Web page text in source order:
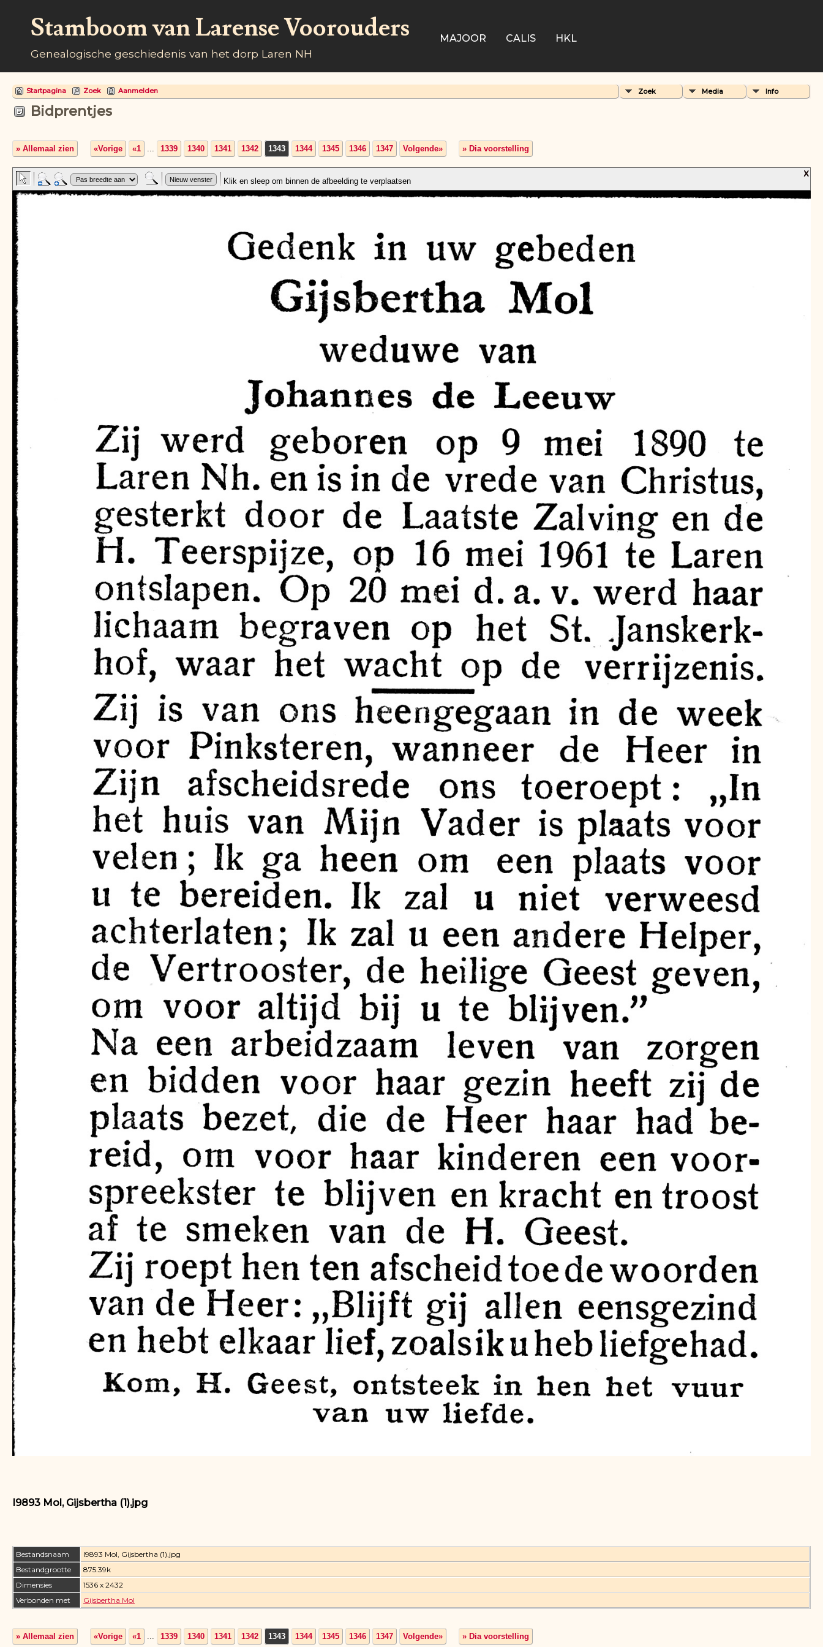
Stamboom van Larense Voorouders
Genealogische geschiedenis van het dorp Laren NH
MAJOOR CALIS HKL
Startpagina Zoek Aanmelden Zoek Media Info
Bidprentjes
» Allemaal zien «Vorige «1 ... 1339 1340 1341 1342 1343 1344 1345 1346 1347 Volgende» » Dia voorstelling
I9893 Mol, Gijsbertha (1).jpg
Bestandsnaam
I9893 Mol, Gijsbertha (1).jpg
Bestandgrootte
875.39k
Dimensies
1536 x 2432
Verbonden met
Gijsbertha Mol
» Allemaal zien «Vorige «1 1339 1340 1341 1342 1343 1344 1345 1346 1347 Volgende» » Dia voorstelling